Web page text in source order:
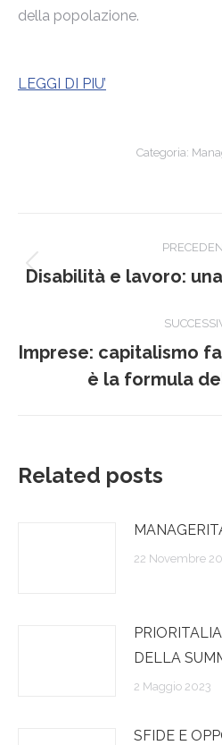
della popolazione.
LEGGI DI PIU’
Categoria:
tra
post
Disabilità e lavoro:
Imprese: capitalismo
è la formula
Related posts
22 Novembre
DELLA
2 Maggio 2023
SFIDE E